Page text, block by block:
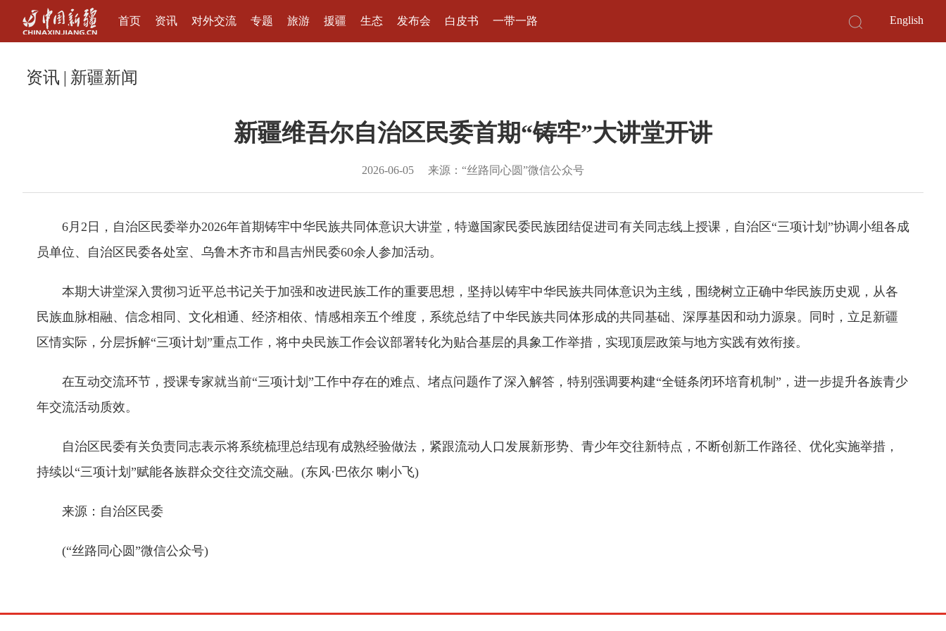
首页 资讯 对外交流 专题 旅游 援疆 生态 发布会 白皮书 一带一路 English
资讯 | 新疆新闻
新疆维吾尔自治区民委首期“铸牢”大讲堂开讲
2026-06-05 来源：“丝路同心圆”微信公众号
6月2日，自治区民委举办2026年首期铸牢中华民族共同体意识大讲堂，特邀国家民委民族团结促进司有关同志线上授课，自治区“三项计划”协调小组各成
员单位、自治区民委各处室、乌鲁木齐市和昌吉州民委60余人参加活动。
本期大讲堂深入贯彻习近平总书记关于加强和改进民族工作的重要思想，坚持以铸牢中华民族共同体意识为主线，围绕树立正确中华民族历史观，从各
民族血脉相融、信念相同、文化相通、经济相依、情感相亲五个维度，系统总结了中华民族共同体形成的共同基础、深厚基因和动力源泉。同时，立足新疆
区情实际，分层拆解“三项计划”重点工作，将中央民族工作会议部署转化为贴合基层的具象工作举措，实现顶层政策与地方实践有效衔接。
在互动交流环节，授课专家就当前“三项计划”工作中存在的难点、堵点问题作了深入解答，特别强调要构建“全链条闭环培育机制”，进一步提升各族青少
年交流活动质效。
自治区民委有关负责同志表示将系统梳理总结现有成熟经验做法，紧跟流动人口发展新形势、青少年交往新特点，不断创新工作路径、优化实施举措，
持续以“三项计划”赋能各族群众交往交流交融。(东风·巴依尔 喇小飞)
来源：自治区民委
(“丝路同心圆”微信公众号)